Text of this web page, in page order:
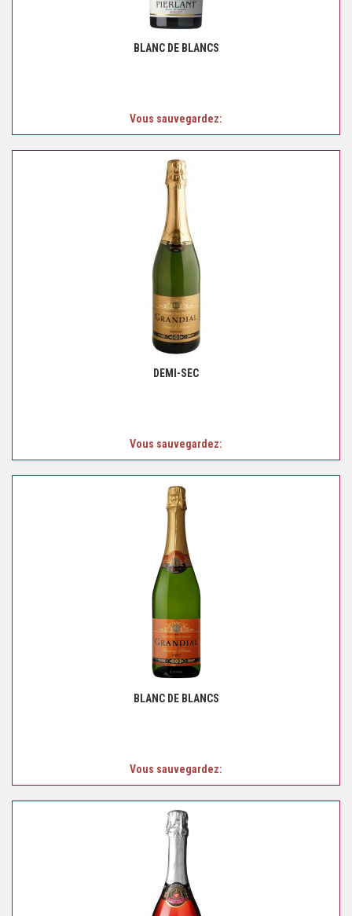
BLANC DE BLANCS
Vous sauvegardez:
DEMI-SEC
Vous sauvegardez:
BLANC DE BLANCS
Vous sauvegardez: